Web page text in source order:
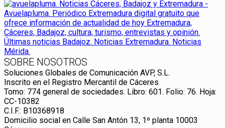
SOBRE NOSOTROS
Soluciones Globales de Comunicación AVP, S.L.
Inscrito en el Registro Mercantil de Cáceres
Tomo: 774 general de sociedades. Libro: 601. Folio: 76. Hoja:
CC-10382
C.I.F.: B10368918
Domicilio social en Calle San Antón 13, 1º planta 10003